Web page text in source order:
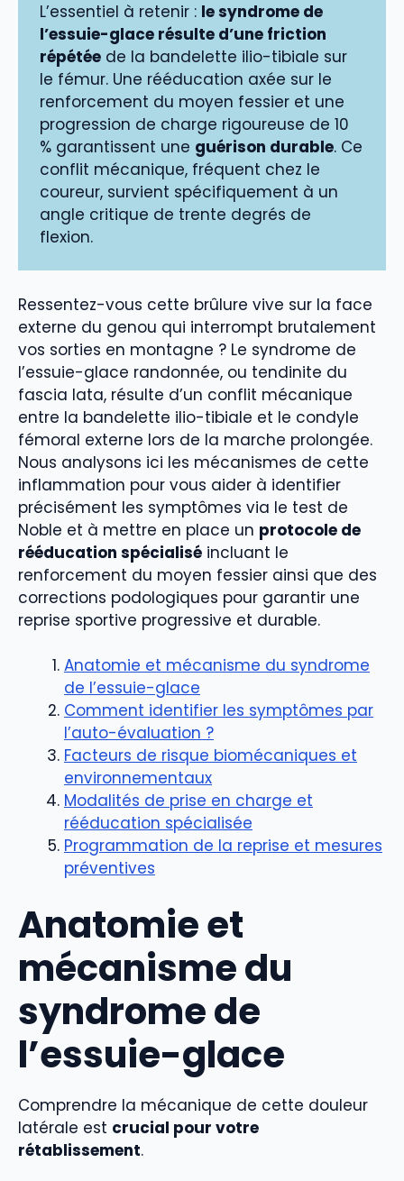
L’essentiel à retenir : le syndrome de
l’essuie-glace résulte d’une friction
répétée de la bandelette ilio-tibiale sur
le fémur. Une rééducation axée sur le
renforcement du moyen fessier et une
progression de charge rigoureuse de 10
% garantissent une guérison durable. Ce
conflit mécanique, fréquent chez le
coureur, survient spécifiquement à un
angle critique de trente degrés de
flexion.
Ressentez-vous cette brûlure vive sur la face
externe du genou qui interrompt brutalement
vos sorties en montagne ? Le syndrome de
l’essuie-glace randonnée, ou tendinite du
fascia lata, résulte d’un conflit mécanique
entre la bandelette ilio-tibiale et le condyle
fémoral externe lors de la marche prolongée.
Nous analysons ici les mécanismes de cette
inflammation pour vous aider à identifier
précisément les symptômes via le test de
Noble et à mettre en place un protocole de
rééducation spécialisé incluant le
renforcement du moyen fessier ainsi que des
corrections podologiques pour garantir une
reprise sportive progressive et durable.
Anatomie et mécanisme du syndrome
de l’essuie-glace
Comment identifier les symptômes par
l’auto-évaluation ?
Facteurs de risque biomécaniques et
environnementaux
Modalités de prise en charge et
rééducation spécialisée
Programmation de la reprise et mesures
préventives
Anatomie et
mécanisme du
syndrome de
l’essuie-glace
Comprendre la mécanique de cette douleur
latérale est crucial pour votre
rétablissement.